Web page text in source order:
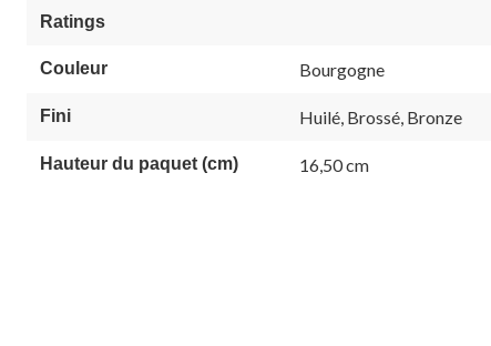
Ratings
Couleur Bourgogne
Fini Huilé, Brossé, Bronze
Hauteur du paquet (cm) 16,50 cm